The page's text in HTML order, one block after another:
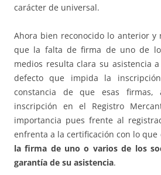
carácter de universal.
Ahora bien reconocido lo anterior y
que la falta de firma de uno de
medios resulta clara su asistencia
defecto que impida la
constancia de que esas
inscripción en el Registro
importancia pues frente al
enfrenta a la certificación con lo que
la firma de uno o varios de los
garantía de su asistencia.